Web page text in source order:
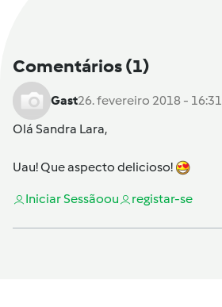
Comentários(1)
Gast26. fevereiro 2018 - 16:31
Olá Sandra Lara,
Uau! Que aspecto delicioso!
Iniciar Sessãoou registar-se